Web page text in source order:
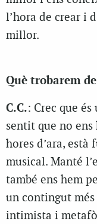
l’hora de crear i
millor.
Què trobarem
C.C.: Crec que
sentit que no
hores d’ara,
musical. Manté
també ens hem
un contingut més
intimista i